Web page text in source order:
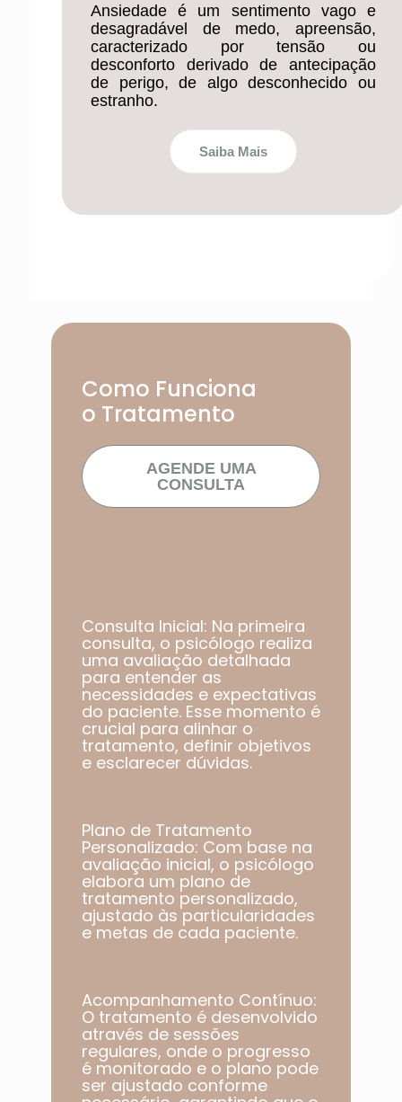
Ansiedade é um sentimento vago e
desagradável de medo, apreensão,
caracterizado por tensão ou
desconforto derivado de antecipação
de perigo, de algo desconhecido ou
estranho.
Saiba Mais
Como Funciona
o Tratamento
AGENDE UMA
CONSULTA
Consulta Inicial: Na primeira
consulta, o psicólogo realiza
uma avaliação detalhada
para entender as
necessidades e expectativas
do paciente. Esse momento é
crucial para alinhar o
tratamento, definir objetivos
e esclarecer dúvidas.
Plano de Tratamento
Personalizado: Com base na
avaliação inicial, o psicólogo
elabora um plano de
tratamento personalizado,
ajustado às particularidades
e metas de cada paciente.​
Acompanhamento Contínuo:
O tratamento é desenvolvido
através de sessões
regulares, onde o progresso
é monitorado e o plano pode
ser ajustado conforme